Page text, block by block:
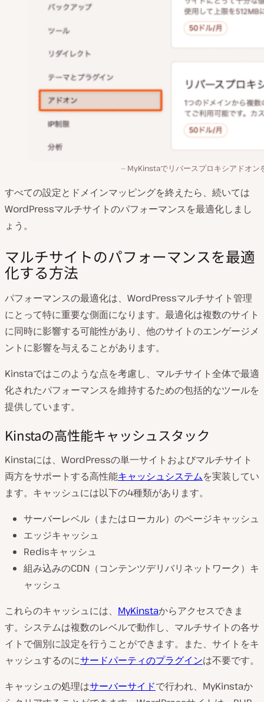
MyKinstaでリバースプロキシアドオン
すべての設定とドメインマッピングを終えたら、続いては
WordPressマルチサイトのパフォーマンスを最適化しまし
ょう。
マルチサイトのパフォーマンスを最適
化する方法
パフォーマンスの最適化は、WordPressマルチサイト管理
にとって特に重要な側面になります。最適化は複数のサイト
に同時に影響する可能性があり、他のサイトのエンゲージメ
ントに影響を与えることがあります。
Kinstaではこのような点を考慮し、マルチサイト全体で最適
化されたパフォーマンスを維持するための包括的なツールを
提供しています。
Kinstaの高性能キャッシュスタック
Kinstaには、WordPressの単一サイトおよびマルチサイト
両方をサポートする高性能キャッシュシステムを実装してい
ます。キャッシュには以下の4種類があります。
サーバーレベル（またはローカル）のページキャッシュ
エッジキャッシュ
Redisキャッシュ
組み込みのCDN（コンテンツデリバリネットワーク）キ
ャッシュ
これらのキャッシュには、 MyKinstaからアクセスできま
す。システムは複数のレベルで動作し、マルチサイトの各サ
イトで個別に設定を行うことができます。また、サイトをキ
ャッシュするのにサードパーティのプラグインは不要です。
キャッシュの処理はサーバーサイドで行われ、MyKinstaか